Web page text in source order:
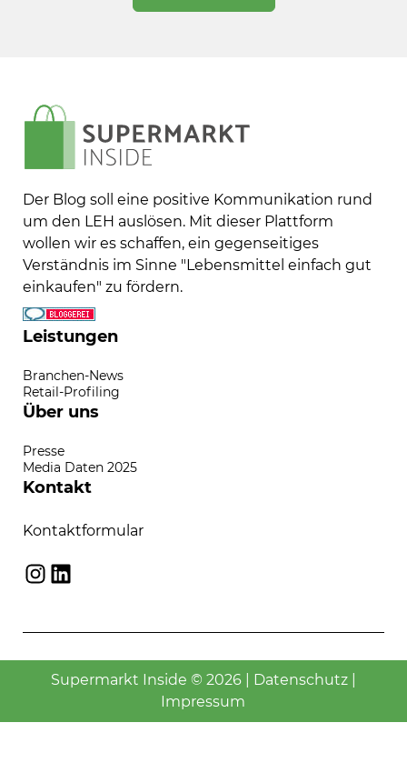
Der Blog soll eine positive Kommunikation rund
um den LEH auslösen. Mit dieser Plattform
wollen wir es schaffen, ein gegenseitiges
Verständnis im Sinne "Lebensmittel einfach gut
einkaufen" zu fördern.
Leistungen
Branchen-News
Retail-Profiling
Über uns
Presse
Media Daten 2025
Kontakt
Kontaktformular
Instagram
LinkedIn
Supermarkt Inside © 2026 | Datenschutz|
Impressum